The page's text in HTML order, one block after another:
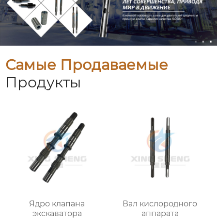
Самые Продаваемые
Продукты
Ядро клапана
экскаватора
Вал кислородного
аппарата